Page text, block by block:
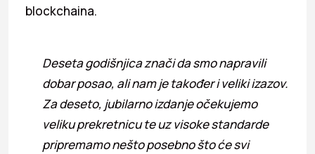
blockchaina.
Deseta godišnjica znači da smo napravili
dobar posao, ali nam je također i veliki izazov.
Za deseto, jubilarno izdanje očekujemo
veliku prekretnicu te uz visoke standarde
pripremamo nešto posebno što će svi